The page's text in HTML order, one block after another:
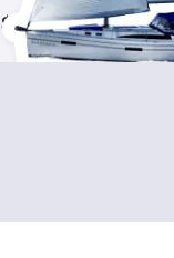
$110-$905